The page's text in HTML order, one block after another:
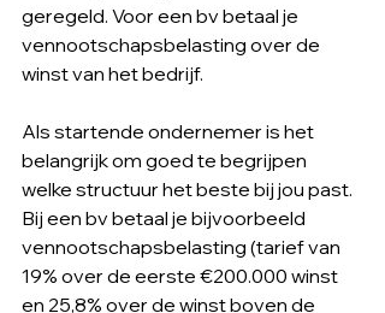
geregeld. Voor een bv betaal je
vennootschapsbelasting over de
winst van het bedrijf.
Als startende ondernemer is het
belangrijk om goed te begrijpen
welke structuur het beste bij jou past.
Bij een bv betaal je bijvoorbeeld
vennootschapsbelasting (tarief van
19% over de eerste €200.000 winst
en 25,8% over de winst boven de